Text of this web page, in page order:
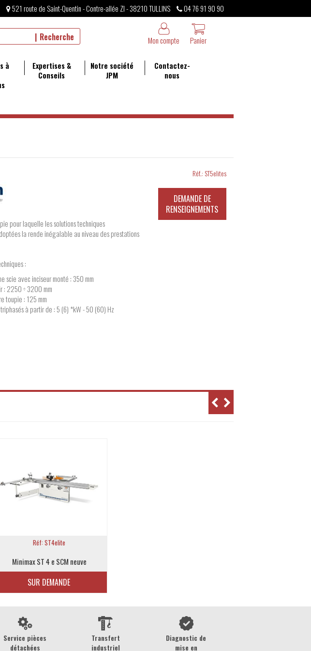
521 route de Saint-Quentin - Contre-allée ZI - 38210 TULLINS
04 76 91 90 90
Recherche Panier
Mon compte
à
Expertises &
Conseils
Notre société
JPM
Contactez-
nous
pour laquelle les solutions techniques
la rende inégalable au niveau des prestations
:
scie avec inciseur monté : 350 mm
: 2250 ÷ 3200 mm
toupie : 125 mm
à partir de : 5 (6) *kW - 50 (60) Hz
Réf.: ST5elites
DEMANDE DE
RENSEIGNEMENTS
Réf: ST4elite
Minimax ST 4 e SCM neuve
SUR DEMANDE
Service pièces
détachées
Transfert
industriel
Diagnostic de
mise en